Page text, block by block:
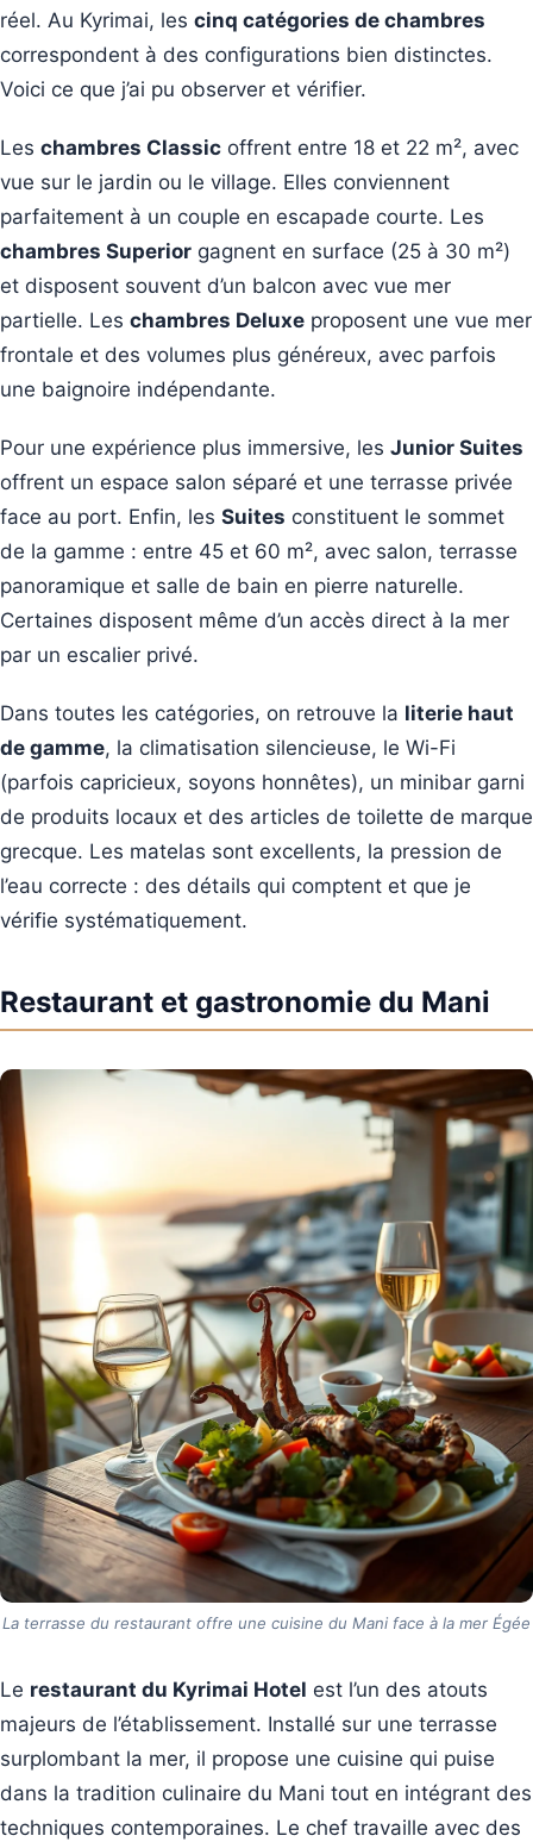
réel. Au Kyrimai, les cinq catégories de chambres
correspondent à des configurations bien distinctes.
Voici ce que j’ai pu observer et vérifier.
Les chambres Classic offrent entre 18 et 22 m², avec
vue sur le jardin ou le village. Elles conviennent
parfaitement à un couple en escapade courte. Les
chambres Superior gagnent en surface (25 à 30 m²)
et disposent souvent d’un balcon avec vue mer
partielle. Les chambres Deluxe proposent une vue mer
frontale et des volumes plus généreux, avec parfois
une baignoire indépendante.
Pour une expérience plus immersive, les Junior Suites
offrent un espace salon séparé et une terrasse privée
face au port. Enfin, les Suites constituent le sommet
de la gamme : entre 45 et 60 m², avec salon, terrasse
panoramique et salle de bain en pierre naturelle.
Certaines disposent même d’un accès direct à la mer
par un escalier privé.
Dans toutes les catégories, on retrouve la literie haut
de gamme, la climatisation silencieuse, le Wi-Fi
(parfois capricieux, soyons honnêtes), un minibar garni
de produits locaux et des articles de toilette de marque
grecque. Les matelas sont excellents, la pression de
l’eau correcte : des détails qui comptent et que je
vérifie systématiquement.
Restaurant et gastronomie du Mani
La terrasse du restaurant offre une cuisine du Mani face à la mer Égée
Le restaurant du Kyrimai Hotel est l’un des atouts
majeurs de l’établissement. Installé sur une terrasse
surplombant la mer, il propose une cuisine qui puise
dans la tradition culinaire du Mani tout en intégrant des
techniques contemporaines. Le chef travaille avec des